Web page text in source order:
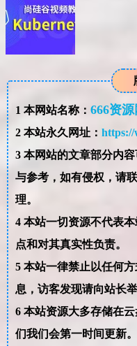
1 本网站名称： 666资源
2本站永久网址： https://
3本网站的文章部分内容
与参考，如有侵权，请联系站
理。
4本站一切资源不代表
点和对其真实性负责。
5本站一律禁止以任何
息，访客发现请向站长
6本站资源大多存储在
们我们会第一时间更新。